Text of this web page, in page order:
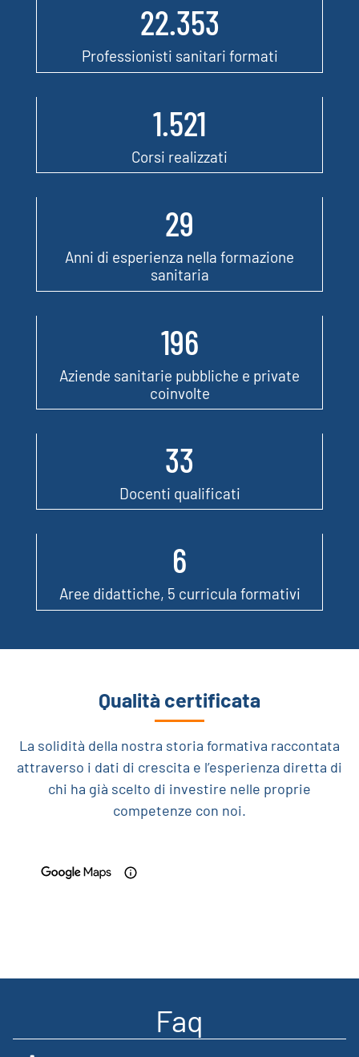
22.353
Professionisti sanitari formati
1.521
Corsi realizzati
29
Anni di esperienza nella formazione
sanitaria
196
Aziende sanitarie pubbliche e private
coinvolte
33
Docenti qualificati
6
Aree didattiche, 5 curricula formativi
Qualità certificata
La solidità della nostra storia formativa raccontata
attraverso i dati di crescita e l’esperienza diretta di
chi ha già scelto di investire nelle proprie
competenze con noi.
Faq